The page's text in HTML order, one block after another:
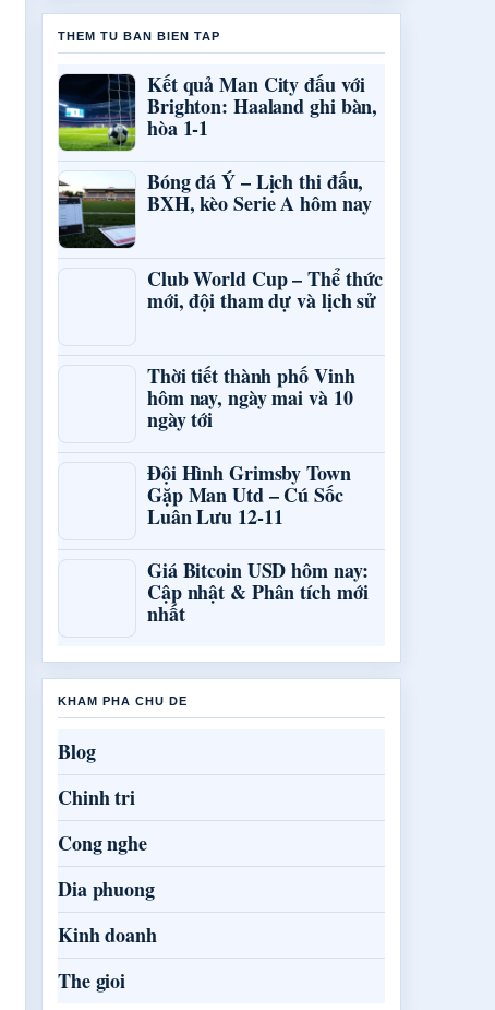
THEM TU BAN BIEN TAP
Kết quả Man City đấu với
Brighton: Haaland ghi bàn,
hòa 1-1
Bóng đá Ý – Lịch thi đấu,
BXH, kèo Serie A hôm nay
Club World Cup – Thể thức
mới, đội tham dự và lịch sử
Thời tiết thành phố Vinh
hôm nay, ngày mai và 10
ngày tới
Đội Hình Grimsby Town
Gặp Man Utd – Cú Sốc
Luân Lưu 12-11
Giá Bitcoin USD hôm nay:
Cập nhật & Phân tích mới
nhất
KHAM PHA CHU DE
Blog
Chinh tri
Cong nghe
Dia phuong
Kinh doanh
The gioi